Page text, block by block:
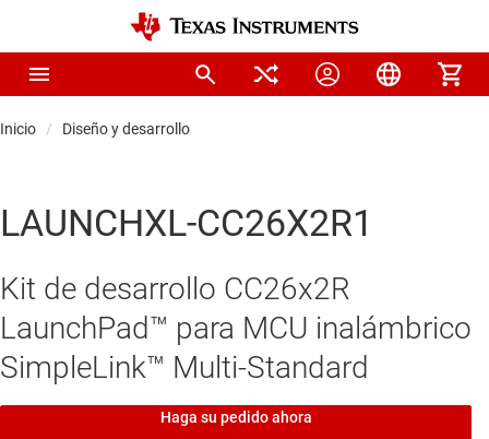
Inicio Diseño y desarrollo
LAUNCHXL-CC26X2R1
Kit de desarrollo CC26x2R
LaunchPad™ para MCU inalámbrico
SimpleLink™ Multi-Standard
Haga su pedido ahora